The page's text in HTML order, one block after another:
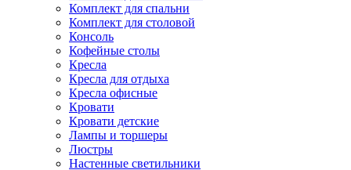
Комплект для спальни
Комплект для столовой
Консоль
Кофейные столы
Кресла
Кресла для отдыха
Кресла офисные
Кровати
Кровати детские
Лампы и торшеры
Люстры
Настенные светильники